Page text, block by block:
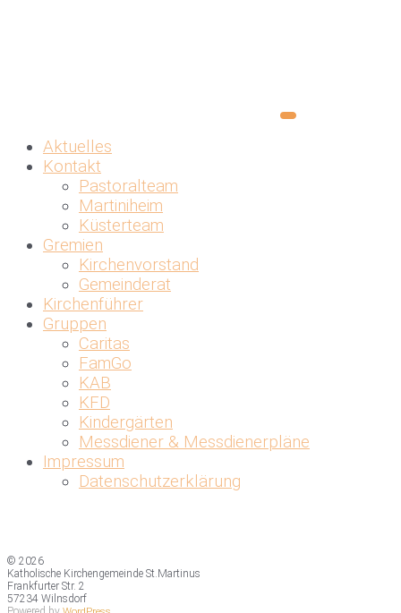
Aktuelles
Kontakt
Pastoralteam
Martiniheim
Küsterteam
Gremien
Kirchenvorstand
Gemeinderat
Kirchenführer
Gruppen
Caritas
FamGo
KAB
KFD
Kindergärten
Messdiener & Messdienerpläne
Impressum
Datenschutzerklärung
© 2026
Katholische Kirchengemeinde St.Martinus
Frankfurter Str. 2
57234 Wilnsdorf